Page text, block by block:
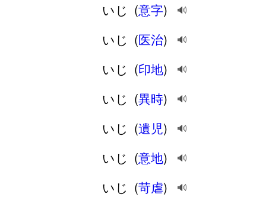
いじ (意字) 🔊
いじ (医治) 🔊
いじ (印地) 🔊
いじ (異時) 🔊
いじ (遺児) 🔊
いじ (意地) 🔊
いじ (苛虐) 🔊